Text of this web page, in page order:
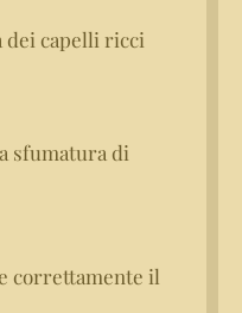
dei capelli ricci
sfumatura di
correttamente il